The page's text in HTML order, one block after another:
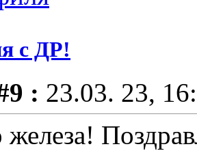
с ДР!
: 23.03. 23,
железа!